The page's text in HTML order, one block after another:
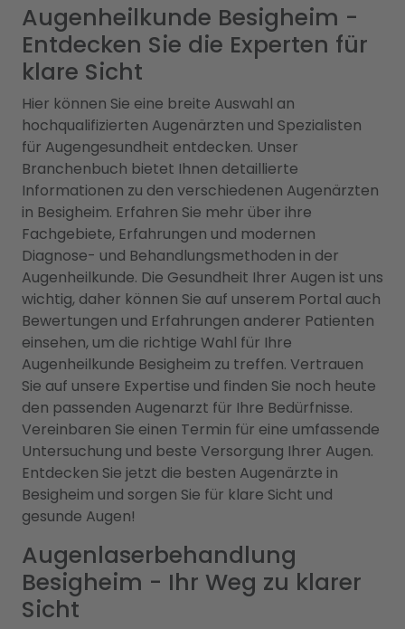
Augenheilkunde Besigheim -
Entdecken Sie die Experten für
klare Sicht
Hier können Sie eine breite Auswahl an
hochqualifizierten Augenärzten und Spezialisten
für Augengesundheit entdecken. Unser
Branchenbuch bietet Ihnen detaillierte
Informationen zu den verschiedenen Augenärzten
in Besigheim. Erfahren Sie mehr über ihre
Fachgebiete, Erfahrungen und modernen
Diagnose- und Behandlungsmethoden in der
Augenheilkunde. Die Gesundheit Ihrer Augen ist uns
wichtig, daher können Sie auf unserem Portal auch
Bewertungen und Erfahrungen anderer Patienten
einsehen, um die richtige Wahl für Ihre
Augenheilkunde Besigheim zu treffen. Vertrauen
Sie auf unsere Expertise und finden Sie noch heute
den passenden Augenarzt für Ihre Bedürfnisse.
Vereinbaren Sie einen Termin für eine umfassende
Untersuchung und beste Versorgung Ihrer Augen.
Entdecken Sie jetzt die besten Augenärzte in
Besigheim und sorgen Sie für klare Sicht und
gesunde Augen!
Augenlaserbehandlung
Besigheim - Ihr Weg zu klarer
Sicht